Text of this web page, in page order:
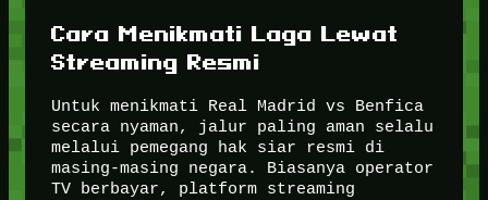
Cara Menikmati Laga Lewat
Streaming Resmi
Untuk menikmati Real Madrid vs Benfica
secara nyaman, jalur paling aman selalu
melalui pemegang hak siar resmi di
masing-masing negara. Biasanya operator
TV berbayar, platform streaming